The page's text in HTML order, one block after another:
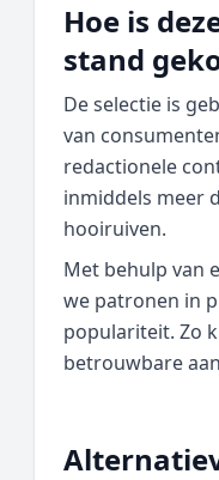
Hoe is
stand
De selectie is
van
redactionele
inmiddels meer
hooiruiven.
Met behulp van
we patronen in
populariteit. Zo
betrouwbare